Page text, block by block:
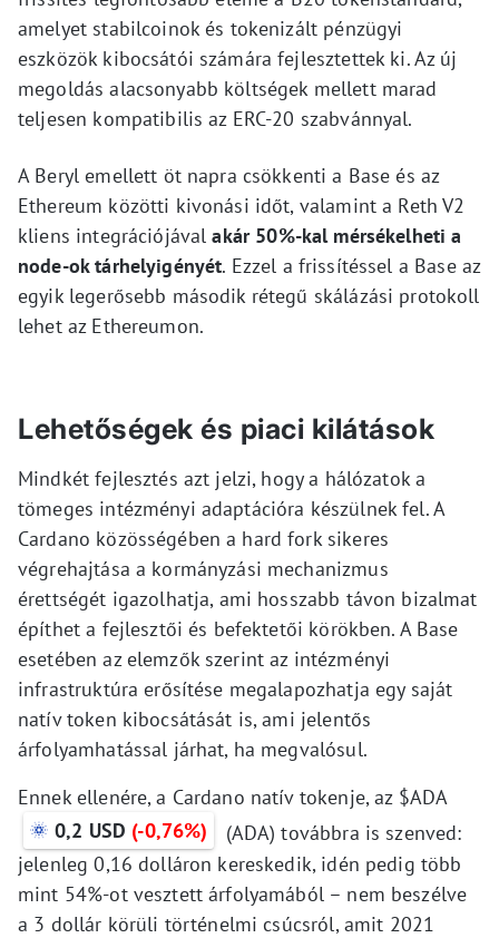
amelyet stabilcoinok és tokenizált pénzügyi
eszközök kibocsátói számára fejlesztettek ki. Az új
megoldás alacsonyabb költségek mellett marad
teljesen kompatibilis az ERC-20 szabvánnyal.
A Beryl emellett öt napra csökkenti a Base és az
Ethereum közötti kivonási időt, valamint a Reth V2
kliens integrációjávalakár 50%-kal mérsékelheti a
node-ok tárhelyigényét. Ezzel a frissítéssel a Base az
egyik legerősebb második rétegű skálázási protokoll
lehet az Ethereumon.
Lehetőségek és piaci kilátások
Mindkét fejlesztés azt jelzi, hogy a hálózatok a
tömeges intézményi adaptációra készülnek fel. A
Cardano közösségében a hard fork sikeres
végrehajtása a kormányzási mechanizmus
érettségét igazolhatja, ami hosszabb távon bizalmat
építhet a fejlesztői és befektetői körökben. A Base
esetében az elemzők szerint az intézményi
infrastruktúra erősítése megalapozhatja egy saját
natív token kibocsátását is, ami jelentős
árfolyamhatással járhat, ha megvalósul.
Ennek ellenére, a Cardano natív tokenje, az $ADA
0,2 USD (-0,76%)
(ADA) továbbra is szenved:
jelenleg 0,16 dolláron kereskedik, idén pedig több
mint 54%-ot vesztett árfolyamából – nem beszélve
a 3 dollár körüli történelmi csúcsról, amit 2021